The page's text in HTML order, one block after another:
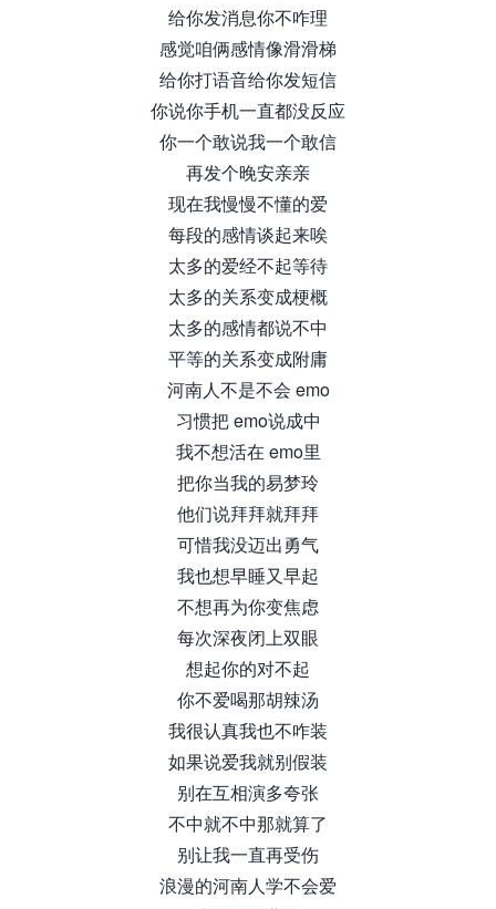
给你发消息你不咋理
感觉咱俩感情像滑滑梯
给你打语音给你发短信
你说你手机一直都没反应
你一个敢说我一个敢信
再发个晚安亲亲
现在我慢慢不懂的爱
每段的感情谈起来唉
太多的爱经不起等待
太多的关系变成梗概
太多的感情都说不中
平等的关系变成附庸
河南人不是不会 emo
习惯把 emo说成中
我不想活在 emo里
把你当我的易梦玲
他们说拜拜就拜拜
可惜我没迈出勇气
我也想早睡又早起
不想再为你变焦虑
每次深夜闭上双眼
想起你的对不起
你不爱喝那胡辣汤
我很认真我也不咋装
如果说爱我就别假装
别在互相演多夸张
不中就不中那就算了
别让我一直再受伤
浪漫的河南人学不会爱